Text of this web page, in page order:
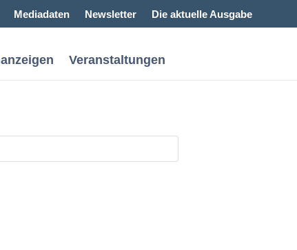
Mediadaten Newsletter Die aktuelle Ausgabe
Veranstaltungen